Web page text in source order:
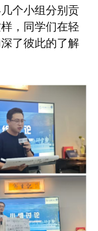
个小组分别贡
，同学们在轻
了彼此的了解